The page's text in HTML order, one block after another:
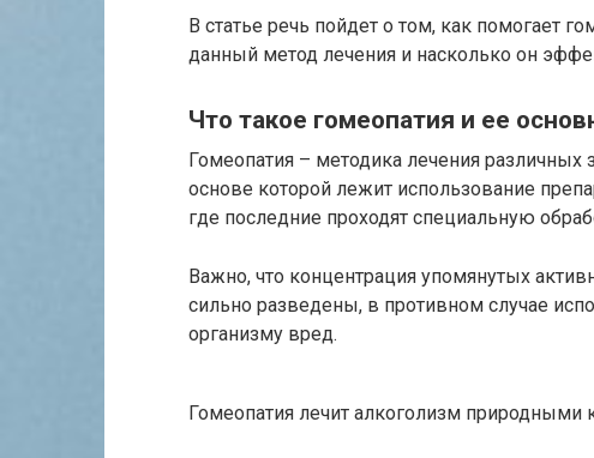
В статье речь пойдет о том, как помогает
данный метод лечения и насколько он
Что такое гомеопатия и ее
Гомеопатия – методика лечения различных
основе которой лежит использование
где последние проходят специальную
Важно, что концентрация упомянутых
сильно разведены, в противном случае
организму вред.
Гомеопатия лечит алкоголизм природными